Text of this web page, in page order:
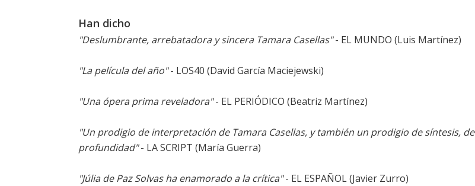
Han dicho
"Deslumbrante, arrebatadora y sincera Tamara Casellas"- EL MUNDO (Luis Martínez)
"La película del año"- LOS40 (David García Maciejewski)
"Una ópera prima reveladora"- EL PERIÓDICO (Beatriz Martínez)
"Un prodigio de interpretación de Tamara Casellas, y también un prodigio de síntesis, de
profundidad"- LA SCRIPT (María Guerra)
"Júlia de Paz Solvas ha enamorado a la crítica"- EL ESPAÑOL (Javier Zurro)